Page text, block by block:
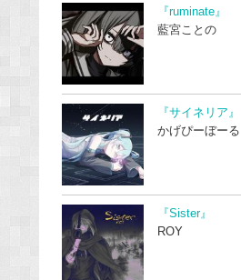
『ruminate』
藍宮ことの
『サイネリア』
かげぴーぼーる
『Sister』
ROY